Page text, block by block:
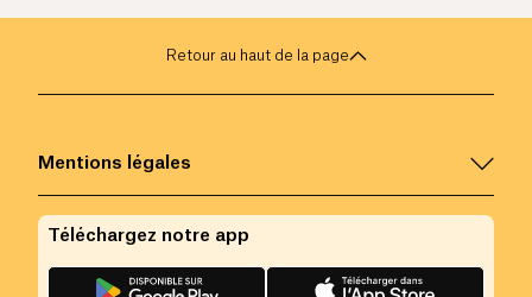
Retour au haut de la page
Mentions légales
Téléchargez notre app